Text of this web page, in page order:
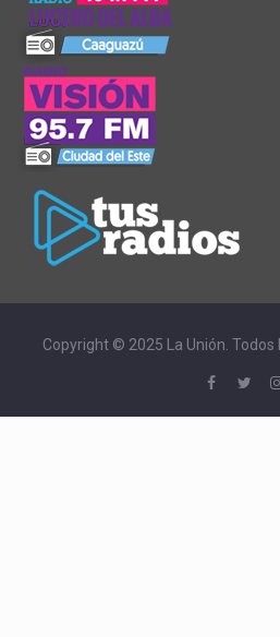
Copyright © 2025 La Unión.